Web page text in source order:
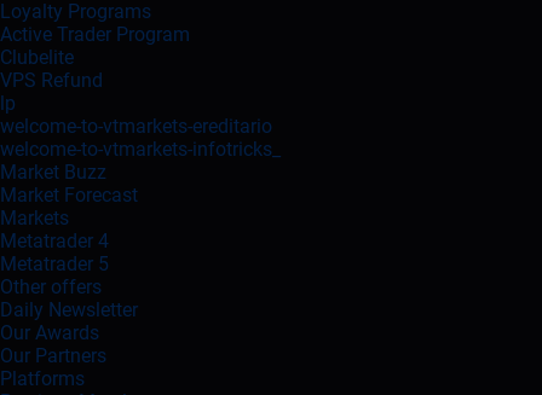
Loyalty Programs
Active Trader Program
Clubelite
VPS Refund
lp
welcome-to-vtmarkets-ereditario
welcome-to-vtmarkets-infotricks_
Market Buzz
Market Forecast
Markets
Metatrader 4
Metatrader 5
Other offers
Daily Newsletter
Our Awards
Our Partners
Platforms